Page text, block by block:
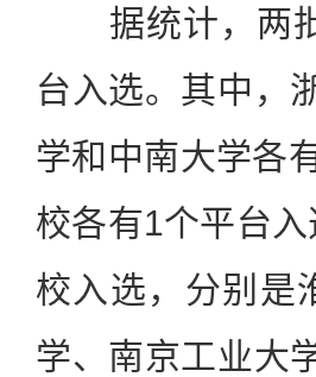
据统计，两批
台入选。其中，
学和中南大学各
校各有1个平台
校入选，分别是
学、南京工业大